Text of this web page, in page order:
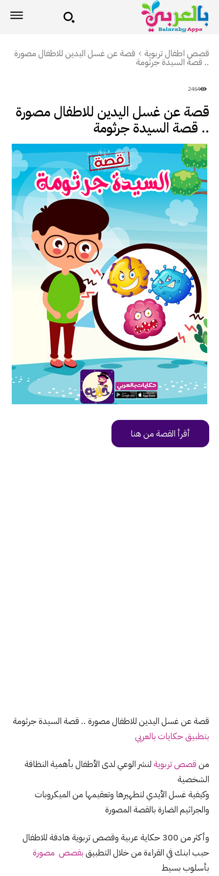
قصص اطفال تربوية قصة عن غسل اليدين للاطفال مصورة
.. قصة السيدة جرثومة
2464
قصة عن غسل اليدين للاطفال مصورة
.. قصة السيدة جرثومة
أقرأ القصة من هنا
https://uy9v6.app.goo.gl/gqHS
قصة عن غسل اليدين للاطفال مصورة .. قصة السيدة جرثومة
بتطبيق حكايات بالعربي
منقصص تربويةلنشر الوعي لدى الأطفال بأهمية النظافة
الشخصية
وكيفية غسل الأيدي لتطهيرها وتعقيمها من الميكروبات
والجراثيم الضارة بالقصة المصورة
وأكثر من 300 حكاية عربية وقصص تربوية هادفة للاطفال
حبب ابنك في القراءة من خلال التطبيقبقصص مصورة
بأسلوب بسيط